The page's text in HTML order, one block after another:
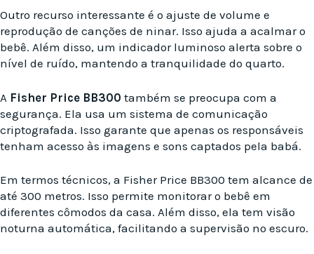
Outro recurso interessante é o ajuste de volume e
reprodução de canções de ninar. Isso ajuda a acalmar o
bebê. Além disso, um indicador luminoso alerta sobre o
nível de ruído, mantendo a tranquilidade do quarto.
A Fisher Price BB300 também se preocupa com a
segurança. Ela usa um sistema de comunicação
criptografada. Isso garante que apenas os responsáveis
tenham acesso às imagens e sons captados pela babá.
Em termos técnicos, a Fisher Price BB300 tem alcance de
até 300 metros. Isso permite monitorar o bebê em
diferentes cômodos da casa. Além disso, ela tem visão
noturna automática, facilitando a supervisão no escuro.